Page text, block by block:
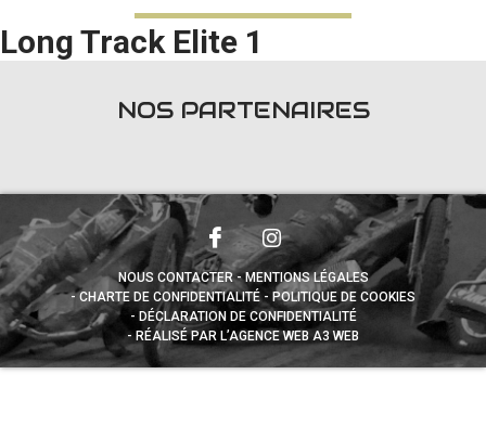
RÉSULTATS
SPEEDWAY ACADÉMIE
PHOTOS / VIDÉOS
Long Track Elite 1
NOS PARTENAIRES
NOUS CONTACTER
MENTIONS LÉGALES
CHARTE DE CONFIDENTIALITÉ
POLITIQUE DE COOKIES
DÉCLARATION DE CONFIDENTIALITÉ
RÉALISÉ PAR L’AGENCE WEB A3 WEB